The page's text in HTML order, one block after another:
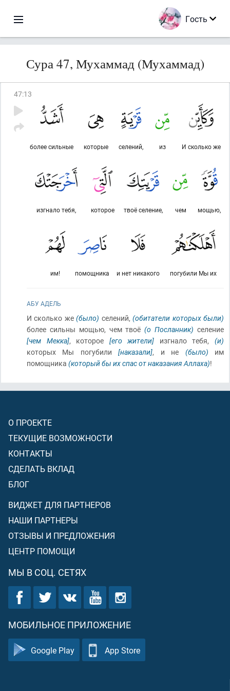
Гость
Сура 47, Мухаммад (Мухаммад)
47:13
И сколько же
из
селений,
которые
более сильные
мощью,
чем
твоё селение,
которое
изгнало тебя,
погубили Мы их
и нет никакого
помощника
им!
АБУ АДЕЛЬ
И сколько же(было) селений,(обитатели которых были)
более сильны мощью, чем твоё(о Посланник) селение
[чем Мекка], которое [его жители] изгнало тебя,(и)
которых Мы погубили[наказали], и не (было) им
помощника (который бы их спас от наказания Аллаха)!
О ПРОЕКТЕ
ТЕКУЩИЕ ВОЗМОЖНОСТИ
КОНТАКТЫ
СДЕЛАТЬ ВКЛАД
БЛОГ
ВИДЖЕТ ДЛЯ ПАРТНЕРОВ
НАШИ ПАРТНЕРЫ
ОТЗЫВЫ И ПРЕДЛОЖЕНИЯ
ЦЕНТР ПОМОЩИ
МЫ В СОЦ. СЕТЯХ
МОБИЛЬНОЕ ПРИЛОЖЕНИЕ
Google Play App Store